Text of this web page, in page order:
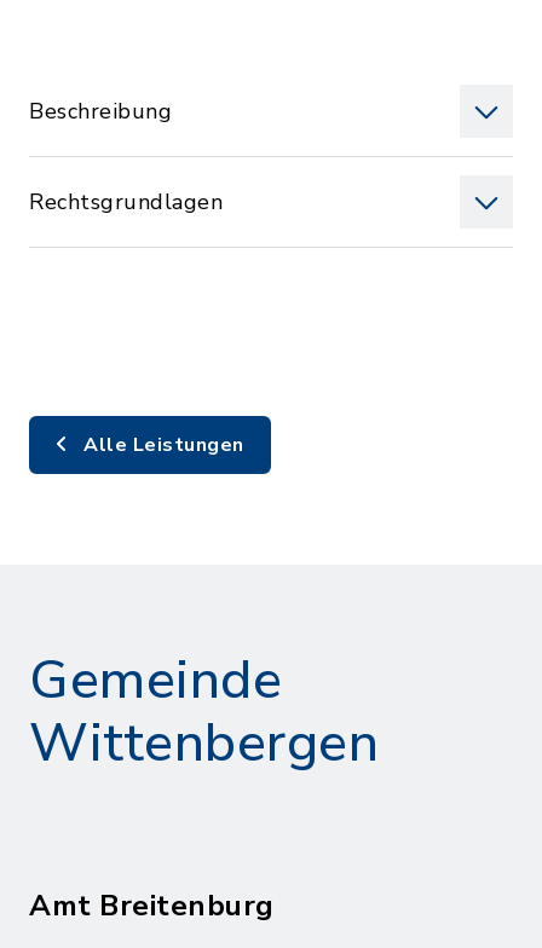
Beschreibung
Rechtsgrundlagen
Alle Leistungen
Gemeinde
Wittenbergen
Amt Breitenburg